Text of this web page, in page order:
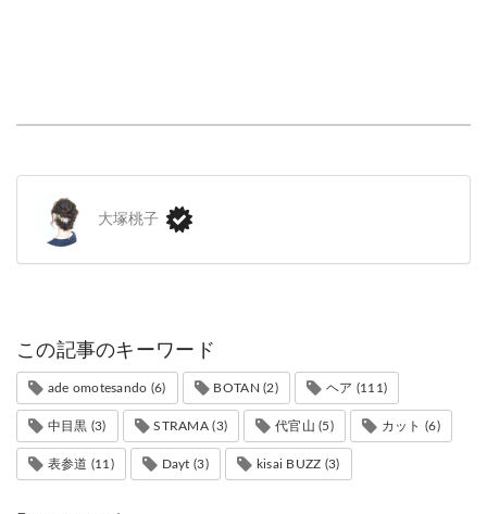
大塚桃子
この記事のキーワード
ade omotesando (6) BOTAN (2) ヘア (111)
中目黒 (3) STRAMA (3) 代官山 (5) カット (6)
表参道 (11) Dayt (3) kisai BUZZ (3)